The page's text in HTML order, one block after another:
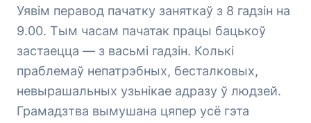
Уявім перавод пачатку заняткаў з 8 гадзін на
9.00. Тым часам пачатак працы бацькоў
застаецца — з васьмі гадзін. Колькі
праблемаў непатрэбных, бесталковых,
невырашальных узьнікае адразу ў людзей.
Грамадзтва вымушана цяпер усё гэта